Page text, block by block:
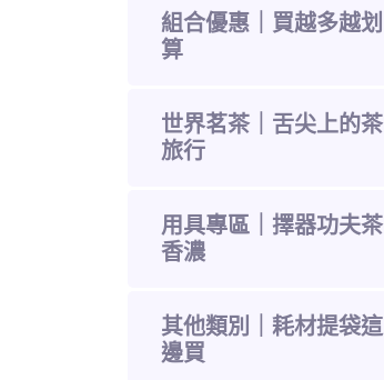
組合優惠｜買越多越划
算
世界茗茶｜舌尖上的茶
旅行
用具專區｜擇器功夫茶
香濃
其他類別｜耗材提袋這
邊買